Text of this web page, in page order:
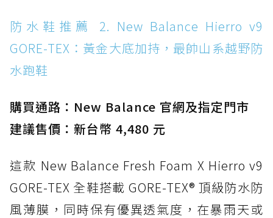
防水鞋推薦 14. SKECHERS BADGER
WATERPROOF：一踩即穿懶人神器！搭載固特
異大底與全防水厚底健走鞋
防水鞋推薦 15. Brooks Cascadia 19 GTX：注
防水鞋推薦 2. New Balance Hierro v9
GORE-TEX：黃金大底加持，最帥山系越野防
水跑鞋
購買通路：New Balance 官網及指定門市
建議售價：新台幣 4,480 元
這款 New Balance Fresh Foam X Hierro v9
GORE-TEX 全鞋搭載 GORE-TEX® 頂級防水防
風薄膜，同時保有優異透氣度，在暴雨天或